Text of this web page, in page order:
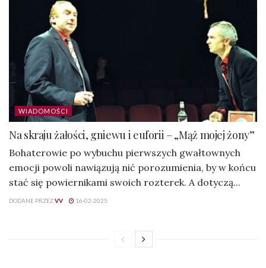
WIADOMOŚCI
Na skraju żałości, gniewu i euforii – „Mąż mojej żony”
Bohaterowie po wybuchu pierwszych gwałtownych
emocji powoli nawiązują nić porozumienia, by w końcu
stać się powiernikami swoich rozterek. A dotyczą...
DODANE PRZEZVV 16-02-2025